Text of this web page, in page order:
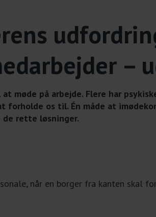
–
møde på arbejde. Flere har
os til. Én måde at
de rette løsninger.
når en borger fra kanten skal